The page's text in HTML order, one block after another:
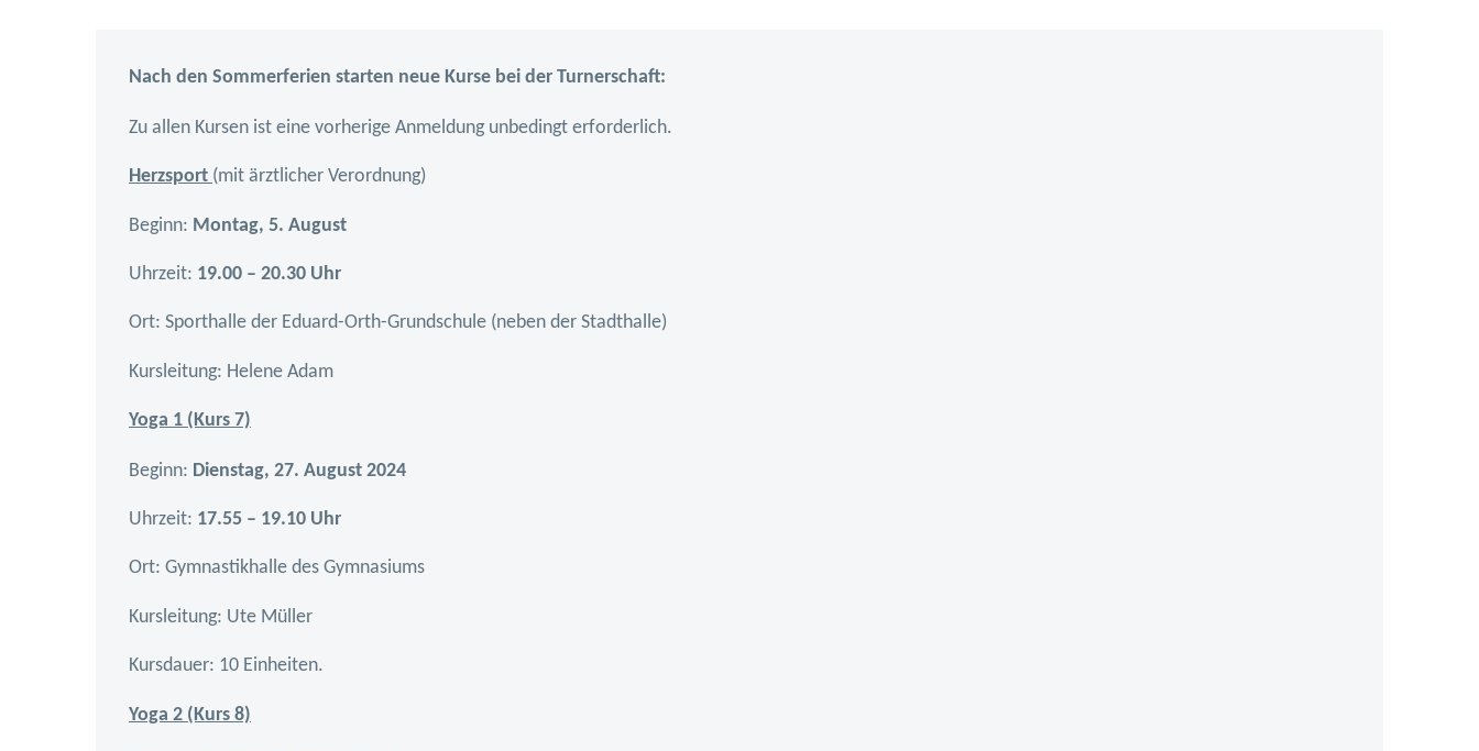
Nach den Sommerferien starten neue Kurse bei der Turnerschaft:
Zu allen Kursen ist eine vorherige Anmeldung unbedingt erforderlich.
Herzsport (mit ärztlicher Verordnung)
Beginn: Montag, 5. August
Uhrzeit: 19.00 – 20.30 Uhr
Ort: Sporthalle der Eduard-Orth-Grundschule (neben der Stadthalle)
Kursleitung: Helene Adam
Yoga 1 (Kurs 7)
Beginn: Dienstag, 27. August 2024
Uhrzeit: 17.55 – 19.10 Uhr
Ort: Gymnastikhalle des Gymnasiums
Kursleitung: Ute Müller
Kursdauer: 10 Einheiten.
Yoga 2 (Kurs 8)